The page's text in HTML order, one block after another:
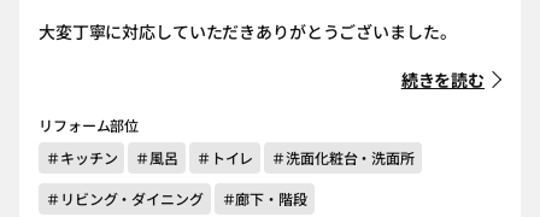
大変丁寧に対応していただきありがとうございました。
続きを読む
リフォーム部位
＃キッチン
＃風呂 ＃トイレ
＃洗面化粧台・洗面所
＃リビング・ダイニング
＃廊下・階段